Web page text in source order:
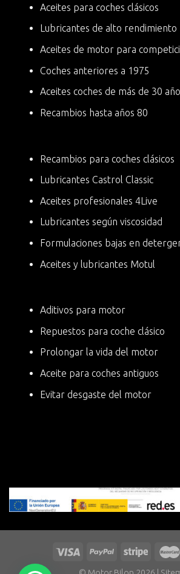
Aceites para coches clásicos
Lubricantes de alto rendimiento
Aceites de motor para
Coches anteriores a 1975
Aceites coches de más de 30
Recambios hasta años 80
Recambios para coches clásicos
Lubricantes Castrol Classic
Aceites profesionales 4Live
Lubricantes según viscosidad
Formulaciones bajas en
Aceites y lubricantes Motul
Aditivos para motor
Repuestos para coche clásico
Prolongar la vida del motor
Aceite para coches antiguos
Evitar desgaste del motor